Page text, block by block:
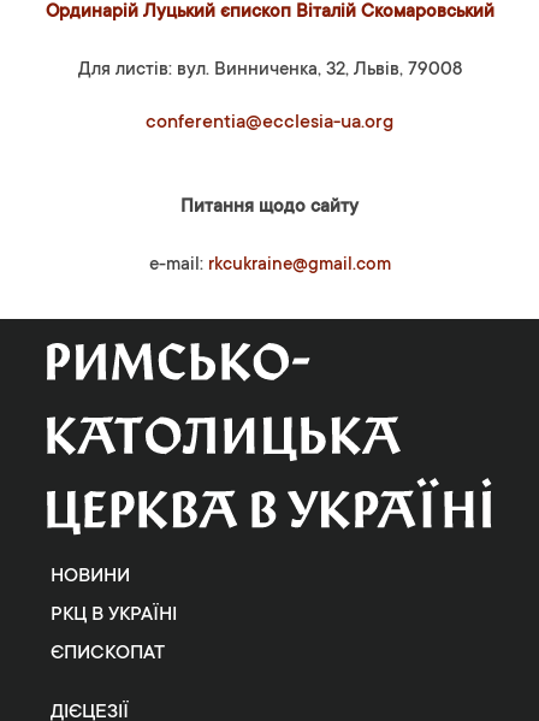
Ординарій Луцький єпископ Віталій Скомаровський
Для листів: вул. Винниченка, 32, Львів, 79008
conferentia@ecclesia-ua.org
Питання щодо сайту
e-mail: rkcukraine@gmail.com
НОВИНИ
РКЦ В УКРАЇНІ
ЄПИСКОПАТ
ДІЄЦЕЗІЇ